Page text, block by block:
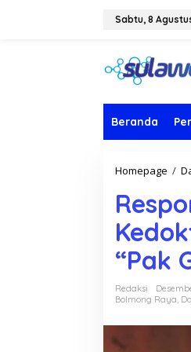
Sabtu, 8
Beranda
Homepage /
“Pak
Redaksi
Bolmong Raya,